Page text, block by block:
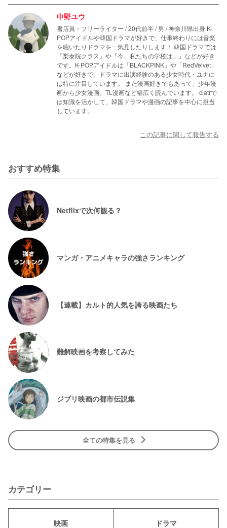
中野ユウ
書店員・フリーライター / 20代前半 / 男 / 神奈川県出身 K-
POPアイドルや韓国ドラマが好きで、仕事終わりには音楽
を聴いたりドラマを一気見したりします！ 韓国ドラマでは
『梨泰院クラス』や『今、私たちの学校は…』などが好き
です。K-POPアイドルは「BLACKPINK」や「RedVelvet」
などが好きで、ドラマに出演経験のある少女時代・ユナに
は特に注目しています。 また漫画好きでもあって、少年漫
画から少女漫画、TL漫画など幅広く読んでいます。 ciatrで
は知識を活かして、韓国ドラマや漫画の記事を中心に担当
しています。
この記事に関して報告する
おすすめ特集
Netflixで次何観る？
マンガ・アニメキャラの強さランキング
【連載】カルト的人気を誇る映画たち
難解映画を考察してみた
ジブリ映画の都市伝説集
全ての特集を見る
カテゴリー
映画 ドラマ